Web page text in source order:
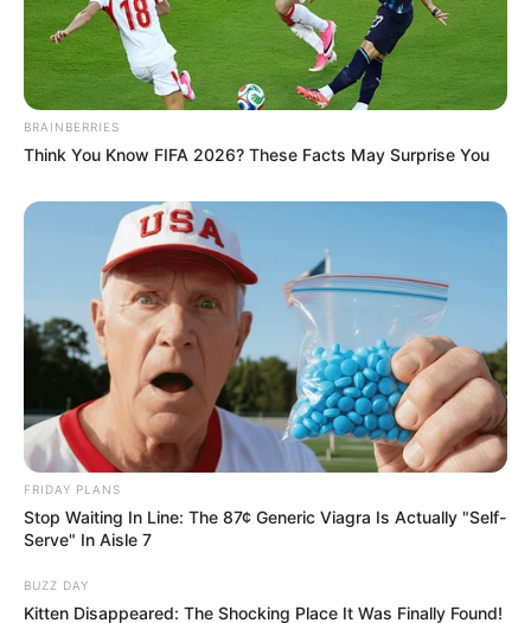
BRAINBERRIES
Think You Know FIFA 2026? These Facts May Surprise You
FRIDAY PLANS
Stop Waiting In Line: The 87¢ Generic Viagra Is Actually "Self-
Serve" In Aisle 7
BUZZ DAY
Kitten Disappeared: The Shocking Place It Was Finally Found!